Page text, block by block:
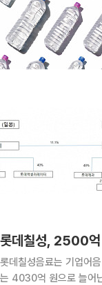
롯데칠성, 2500억
롯데칠성음료는 기업어
는 4030억 원으로 늘어